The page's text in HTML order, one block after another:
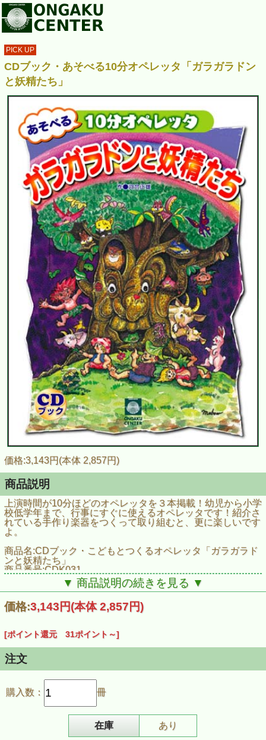
PICK UP
CDブック・あそべる10分オペレッタ「ガラガラドン
と妖精たち」
価格:3,143円(本体 2,857円)
商品説明
上演時間が10分ほどのオペレッタを３本掲載！幼児から小学
校低学年まで、行事にすぐに使えるオペレッタです！紹介さ
れている手作り楽器をつくって取り組むと、更に楽しいです
よ。
商品名:CDブック・こどもとつくるオペレッタ「ガラガラド
ンと妖精たち」
商品番号:CDK031
JAN:4523810002843
ISBN:978-4-903934-07-5
発売日:2008/07/25
販売価格:3,000円
ガラガラトンと子トロルたち／キジムナーとみんなであそぼ
／森のともだちコロボックル
▼ 商品説明の続きを見る ▼
価格:3,143円(本体 2,857円)
[ポイント還元 31ポイント～]
注文
購入数： 冊
在庫 あり